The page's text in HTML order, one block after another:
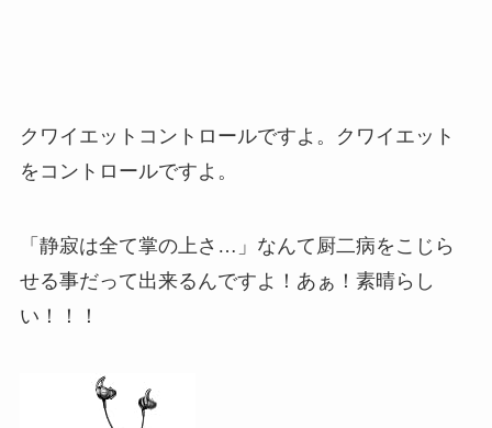
クワイエットコントロールですよ。クワイエット
をコントロールですよ。
「静寂は全て掌の上さ…」なんて厨二病をこじら
せる事だって出来るんですよ！あぁ！素晴らし
い！！！